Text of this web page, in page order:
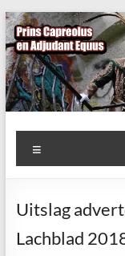
Ga
naar
de
inhoud
AWC
de
Keien
Algemene
Waalrese
Uitslag
Lachblad